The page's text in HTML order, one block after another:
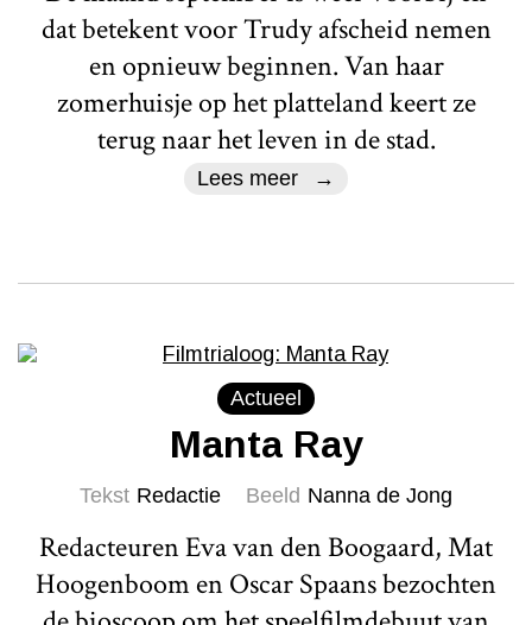
dat betekent voor Trudy afscheid nemen
en opnieuw beginnen. Van haar
zomerhuisje op het platteland keert ze
terug naar het leven in de stad.
Lees meer
Actueel
Manta Ray
Tekst Redactie Beeld Nanna de Jong
Redacteuren Eva van den Boogaard, Mat
Hoogenboom en Oscar Spaans bezochten